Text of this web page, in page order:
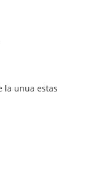
la unua estas